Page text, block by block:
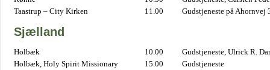
Taastrup – City Kirken
11.00 Gudstjeneste på Ahornvej
Sjælland
Holbæk 10.00
Gudstjeneste, Ulrick R.
Holbæk, Holy Spirit Missionary
15.00 Gudstjeneste